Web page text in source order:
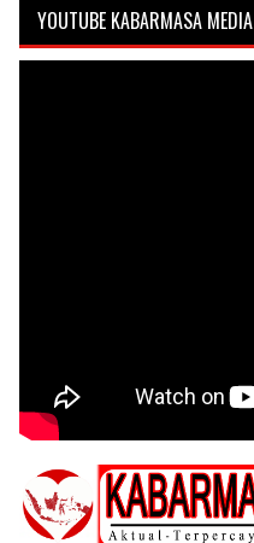
YOUTUBE KABARMASA MEDIA